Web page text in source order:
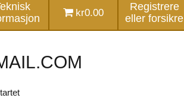
kr0.00
Registrere
eller forsikre